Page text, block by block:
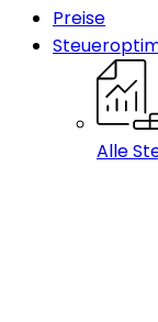
Preise
Alle